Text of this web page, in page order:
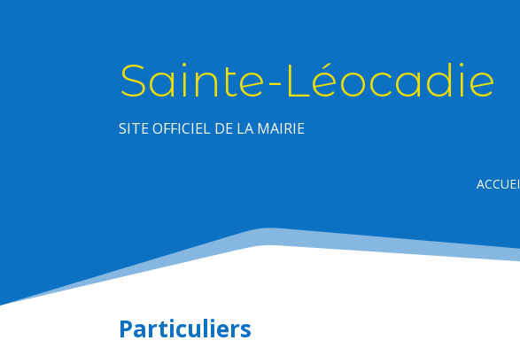
Sainte-Léocadie
SITE OFFICIEL DE LA MAIRIE
Particuliers